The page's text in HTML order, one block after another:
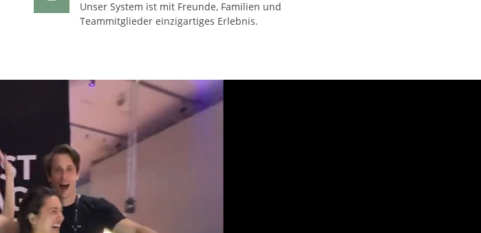
Unser System ist mit Freunde, Familien und
Teammitglieder einzigartiges Erlebnis.